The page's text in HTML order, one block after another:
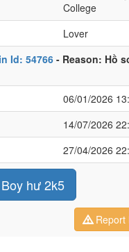
College
Lover
Id: 54766 - Reason: Hồ
06/01/2026
14/07/2026
27/04/2026
hư 2k5
Report